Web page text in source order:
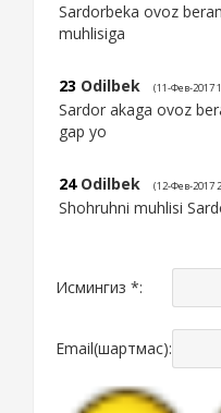
Sardorbeka ovoz
muhlisiga
23 Odilbek (11-Фев-2017
Sardor akaga ovoz
gap yo
24 Odilbek (12-Фев-2017
Shohruhni muhlisi
Исмингиз *:
Email(шартмас):